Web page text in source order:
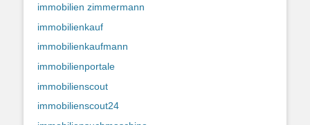
immobilien zimmermann
immobilienkauf
immobilienkaufmann
immobilienportale
immobilienscout
immobilienscout24